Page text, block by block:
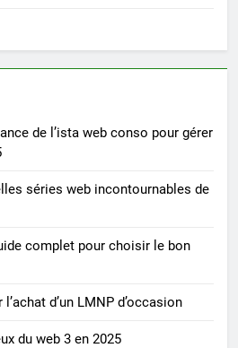
de l’ista web conso pour gérer
séries web incontournables de
complet pour choisir le bon
d’un LMNP d’occasion
du web 3 en 2025